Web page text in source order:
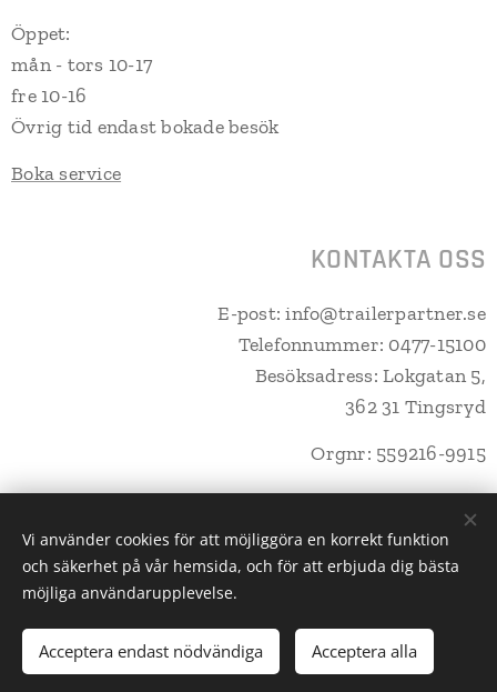
Lägg i kundvagnen
Öppet:
mån - tors 10-17
fre 10-16
Övrig tid endast bokade besök
Boka service
KONTAKTA OSS
E-post: info@trailerpartner.se
Telefonnummer: 0477-15100
Besöksadress: Lokgatan 5,
362 31 Tingsryd
Orgnr: 559216-9915
Trailerpartner Tingsryd AB Cookies
Vi använder cookies för att möjliggöra en korrekt funktion
och säkerhet på vår hemsida, och för att erbjuda dig bästa
möjliga användarupplevelse.
Acceptera endast nödvändiga Acceptera alla